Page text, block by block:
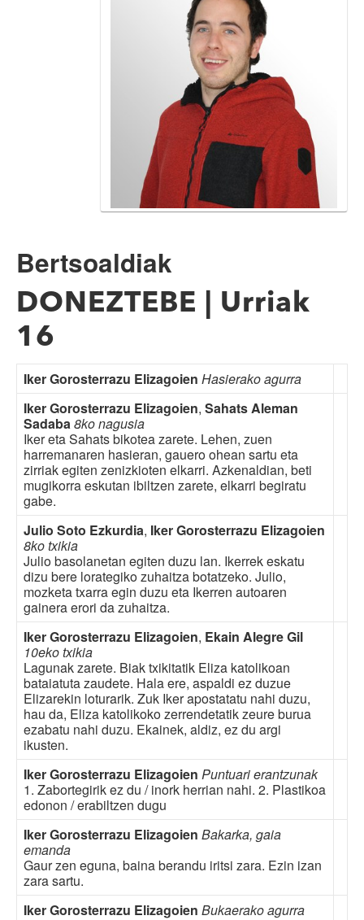
Bertsoaldiak
DONEZTEBE | Urriak
16
Iker Gorosterrazu Elizagoien Hasierako agurra
Iker Gorosterrazu Elizagoien, Sahats Aleman
Sadaba8ko nagusia
Iker eta Sahats bikotea zarete. Lehen, zuen
harremanaren hasieran, gauero ohean sartu eta
zirriak egiten zenizkioten elkarri. Azkenaldian, beti
mugikorra eskutan ibiltzen zarete, elkarri begiratu
gabe.
Julio Soto Ezkurdia, Iker Gorosterrazu Elizagoien
8ko txikia
Julio basolanetan egiten duzu lan. Ikerrek eskatu
dizu bere lorategiko zuhaitza botatzeko. Julio,
mozketa txarra egin duzu eta Ikerren autoaren
gainera erori da zuhaitza.
Iker Gorosterrazu Elizagoien, Ekain Alegre Gil
10eko txikia
Lagunak zarete. Biak txikitatik Eliza katolikoan
bataiatuta zaudete. Hala ere, aspaldi ez duzue
Elizarekin loturarik. Zuk Iker apostatatu nahi duzu,
hau da, Eliza katolikoko zerrendetatik zeure burua
ezabatu nahi duzu. Ekainek, aldiz, ez du argi
ikusten.
Iker Gorosterrazu Elizagoien Puntuari erantzunak
1. Zabortegirik ez du / inork herrian nahi. 2. Plastikoa
edonon / erabiltzen dugu
Iker Gorosterrazu Elizagoien Bakarka, gaia
emanda
Gaur zen eguna, baina berandu iritsi zara. Ezin izan
zara sartu.
Iker Gorosterrazu Elizagoien Bukaerako agurra